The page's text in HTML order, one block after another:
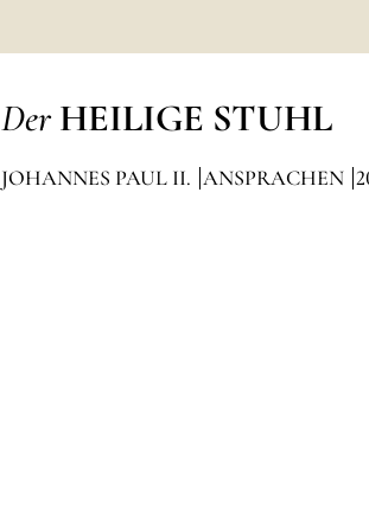
Der HEILIGE STUHL
JOHANNES PAUL II. ANSPRACHEN